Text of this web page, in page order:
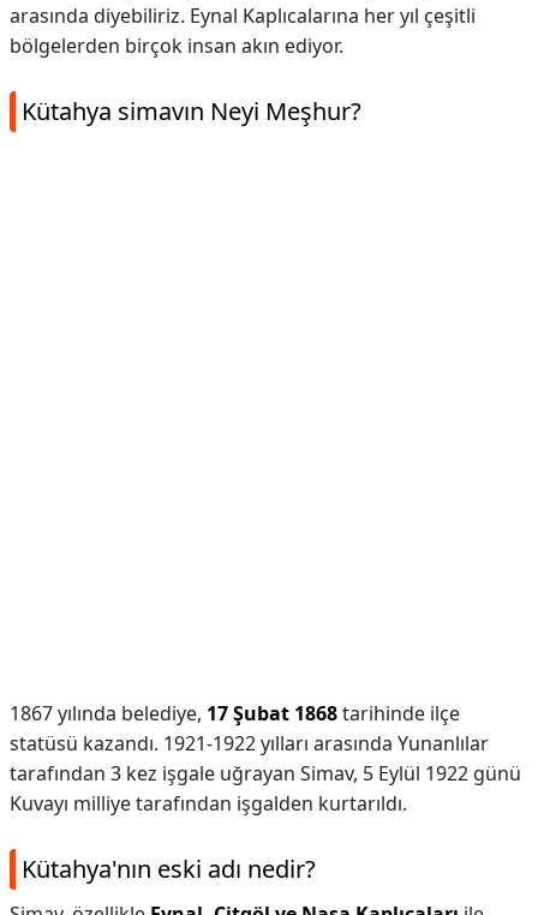
arasında diyebiliriz. Eynal Kaplıcalarına her yıl çeşitli
bölgelerden birçok insan akın ediyor.
Kütahya simavın Neyi Meşhur?
1867 yılında belediye, 17 Şubat 1868tarihinde ilçe
statüsü kazandı. 1921-1922 yılları arasında Yunanlılar
tarafından 3 kez işgale uğrayan Simav, 5 Eylül 1922 günü
Kuvayı milliye tarafından işgalden kurtarıldı.
Kütahya'nın eski adı nedir?